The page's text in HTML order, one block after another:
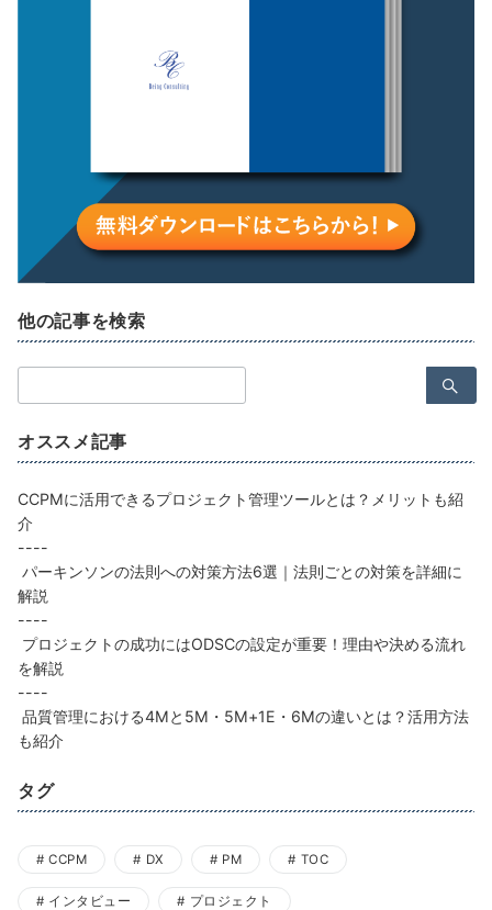
他の記事を検索
索：
オススメ記事
CCPMに活用できるプロジェクト管理ツールとは？メリットも紹
介
----
パーキンソンの法則への対策方法6選｜法則ごとの対策を詳細に
解説
----
プロジェクトの成功にはODSCの設定が重要！理由や決める流れ
を解説
----
品質管理における4Mと5M・5M+1E・6Mの違いとは？活用方法
も紹介
タグ
CCPM DX PM TOC
インタビュー プロジェクト